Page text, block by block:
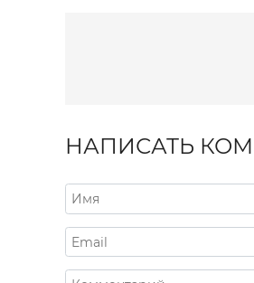
НАПИСАТЬ